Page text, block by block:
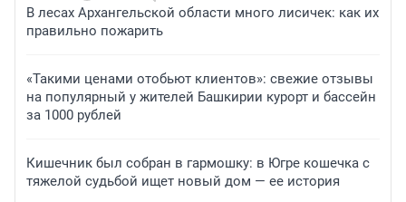
В лесах Архангельской области много лисичек: как их
правильно пожарить
«Такими ценами отобьют клиентов»: свежие отзывы
на популярный у жителей Башкирии курорт и бассейн
за 1000 рублей
Кишечник был собран в гармошку: в Югре кошечка с
тяжелой судьбой ищет новый дом — ее история